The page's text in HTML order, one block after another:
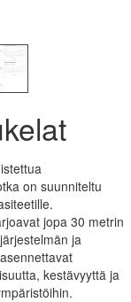
on suunniteltu
jopa 30 metrin
ja
kestävyyttä ja